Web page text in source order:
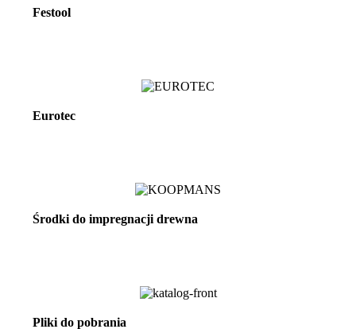
Festool
Eurotec
Środki do impregnacji drewna
Pliki do pobrania